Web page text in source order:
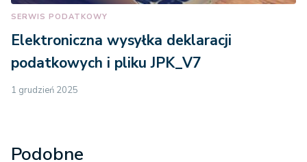
SERWIS PODATKOWY
Elektroniczna wysyłka deklaracji
podatkowych i pliku JPK_V7
1 grudzień 2025
Podobne